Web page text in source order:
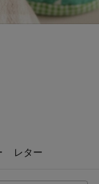
レター